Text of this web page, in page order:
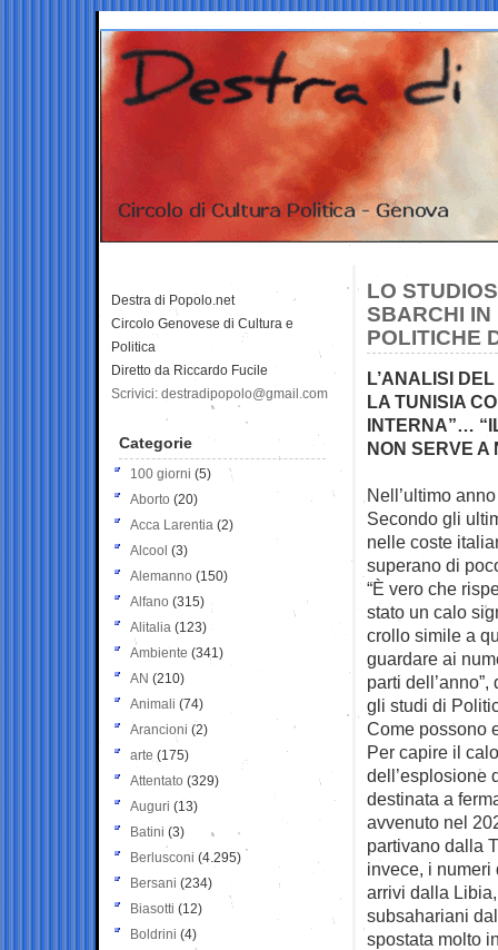
LO
SBARCHI IN
POLITICHE
L’ANALISI
LA TUNISIA
INTERNA”…
NON SERVE A
Nell’ultimo
Secondo gli
nelle coste
superano di
“È vero che
stato un calo
crollo simile a
guardare ai
parti
gli studi di
Come possono
Per capire il
dell’esplosione
destinata a
avvenuto nel
partivano dalla
invece, i numeri
arrivi dalla
subsahariani
spostata molto
Destra di Popolo.net
Circolo Genovese di Cultura e
Politica
Diretto da Riccardo Fucile
Scrivici: destradipopolo@gmail.com
Categorie
100 giorni (5)
Aborto (20)
Acca Larentia (2)
Alcool (3)
Alemanno (150)
Alfano (315)
Alitalia (123)
Ambiente (341)
AN (210)
Animali (74)
Arancioni (2)
arte (175)
Attentato (329)
Auguri (13)
Batini (3)
Berlusconi (4.295)
Bersani (234)
Biasotti (12)
Boldrini (4)